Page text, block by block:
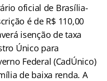
oficial de Brasília-
é de R$ 110,00
isenção de taxa
Único para
Federal (CadÚnico)
de baixa renda. A